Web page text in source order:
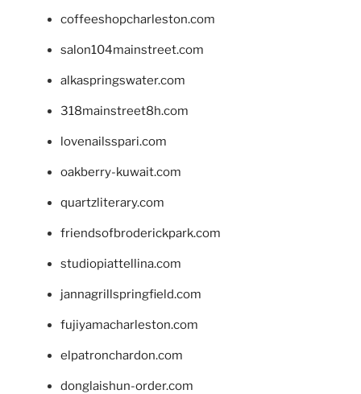
coffeeshopcharleston.com
salon104mainstreet.com
alkaspringswater.com
318mainstreet8h.com
lovenailsspari.com
oakberry-kuwait.com
quartzliterary.com
friendsofbroderickpark.com
studiopiattellina.com
jannagrillspringfield.com
fujiyamacharleston.com
elpatronchardon.com
donglaishun-order.com